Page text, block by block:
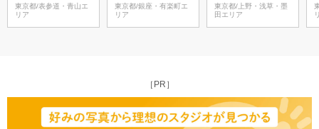
東京都/表参道・青山エ
リア
東京都/銀座・有楽町エ
リア
東京都/上野・浅草・墨
田エリア
［PR］